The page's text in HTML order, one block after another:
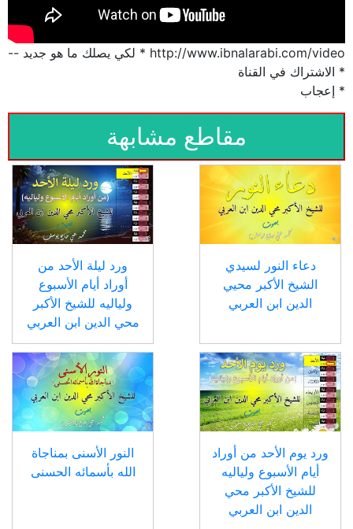
http://www.ibnalarabi.com/video * لكي يصلك ما هو جديد --
* الاشتراك في القناة
* إعجاب
مقاطع مشابهة
دعاء النور لسيدي
الشيخ الأكبر محيي
الدين ابن العربي
ورد ليلة الأحد من
أوراد أيام الأسبوع
ولياليه للشيخ الأكبر
محي الدين ابن العربي
ورد يوم الأحد من أوراد
أيام الأسبوع ولياليه
للشيخ الأكبر محي
الدين ابن العربي
النور الأسنى بمناجاة
الله بأسمائه الحسنى